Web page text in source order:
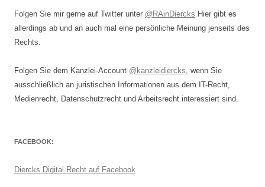
Folgen Sie mir gerne auf Twitter unter @RAinDiercks Hier gibt es
allerdings ab und an auch mal eine persönliche Meinung jenseits des
Rechts.
Folgen Sie dem Kanzlei-Account @kanzleidiercks, wenn Sie
ausschließlich an juristischen Informationen aus dem IT-Recht,
Medienrecht, Datenschutzrecht und Arbeitsrecht interessiert sind.
FACEBOOK:
Diercks Digital Recht auf Facebook